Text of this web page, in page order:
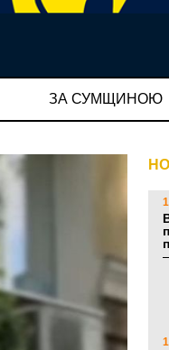
ЗА СУМЩИНОЮ